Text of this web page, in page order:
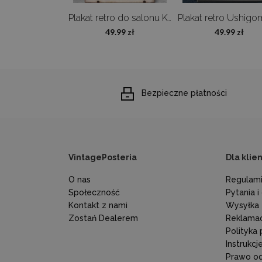
Plakat retro do salonu Kwiaty Adolphe Millot
49.99 zł 49.99 zł
Bezpieczne płatności
VintagePosteria
O nas
Społeczność
Kontakt z nami
Zostań Dealerem
Dla
Pytania
Polityka
Prawo